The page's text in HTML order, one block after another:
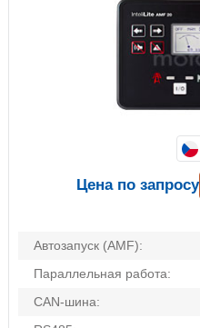
Автозапуск (AMF):
Параллельная работа:
CAN-шина:
Цена по запросу